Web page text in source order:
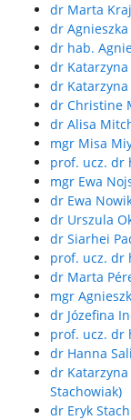
dr Marta
dr
dr hab.
dr
dr Katarzyna
dr Christine
dr Alisa
mgr Misa
prof. ucz. dr
mgr Ewa
dr Ewa
dr Urszula
dr Siarhei
prof. ucz. dr
dr Marta
mgr
dr Józefina
prof. ucz. dr
dr Hanna
dr Katarzyna
Stachowiak)
dr Eryk